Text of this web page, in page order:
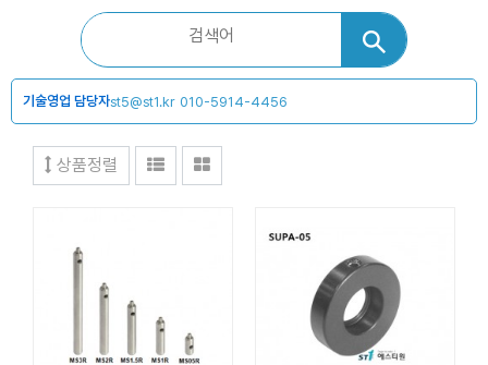
기술영업 담당자st5@st1.kr 010-5914-4456
상품정렬